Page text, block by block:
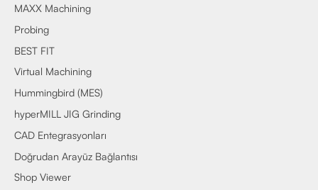
MAXX Machining
Probing
BEST FIT
Virtual Machining
Hummingbird (MES)
hyperMILL JIG Grinding
CAD Entegrasyonları
Doğrudan Arayüz Bağlantısı
Shop Viewer